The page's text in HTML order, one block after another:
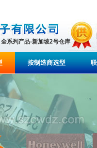
系列产品-新加坡2号仓库
按制造商选型